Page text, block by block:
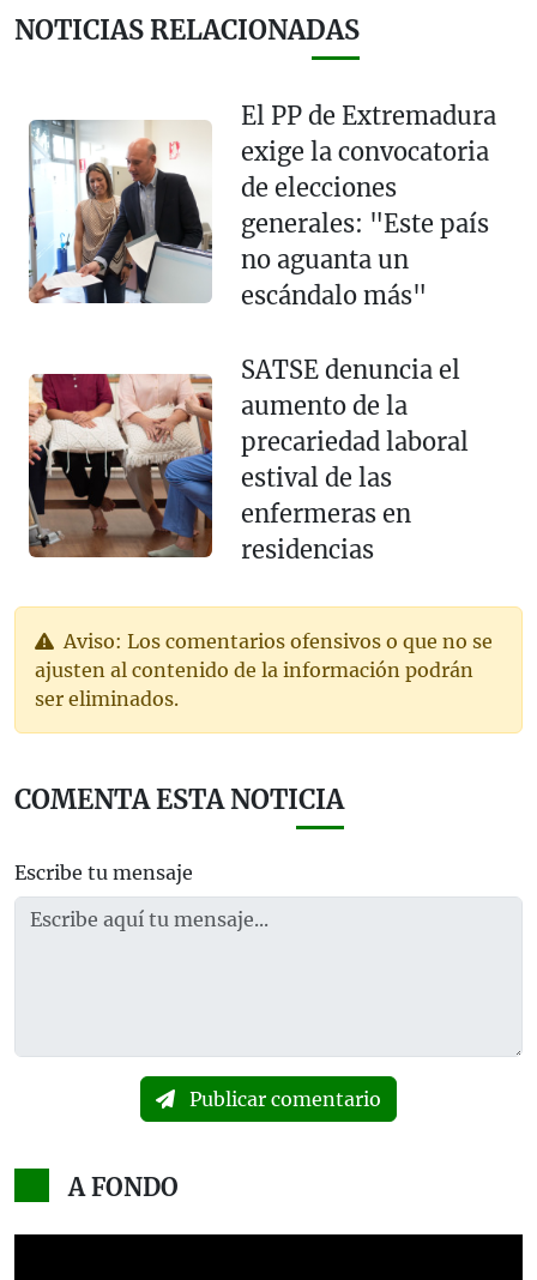
NOTICIAS RELACIONADAS
El PP de Extremadura
exige la convocatoria
de elecciones
generales: "Este país
no aguanta un
escándalo más"
SATSE denuncia el
aumento de la
precariedad laboral
estival de las
enfermeras en
residencias
Aviso: Los comentarios ofensivos o que no se
ajusten al contenido de la información podrán
ser eliminados.
COMENTA ESTA NOTICIA
Escribe tu mensaje
Publicar comentario
A FONDO